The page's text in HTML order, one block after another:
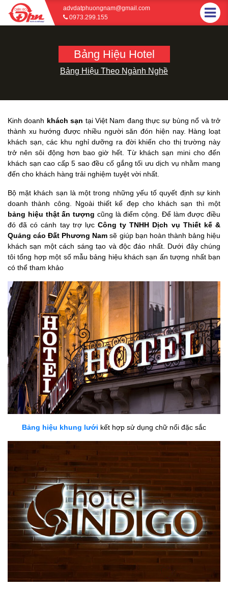
advdatphuongnam@gmail.com
0973.299.155
Bảng Hiệu Hotel
Bảng Hiệu Theo Ngành Nghề
Kinh doanh khách sạn tại Việt Nam đang thực sự bùng nổ và trở
thành xu hướng được nhiều người săn đón hiện nay. Hàng loạt
khách sạn, các khu nghỉ dưỡng ra đời khiến cho thị trường này
trở nên sôi động hơn bao giờ hết. Từ khách sạn mini cho đến
khách sạn cao cấp 5 sao đều cố gắng tối ưu dịch vụ nhằm mang
đến cho khách hàng trải nghiệm tuyệt vời nhất.
Bộ mặt khách sạn là một trong những yếu tố quyết định sự kinh
doanh thành công. Ngoài thiết kế đẹp cho khách sạn thì một
bảng hiệu thật ấn tượng cũng là điểm cộng. Để làm được điều
đó đã có cánh tay trợ lực Công ty TNHH Dịch vụ Thiết kế &
Quảng cáo Đất Phương Namsẽ giúp bạn hoàn thành bảng hiệu
khách sạn một cách sáng tạo và độc đáo nhất. Dưới đây chúng
tôi tổng hợp một số mẫu bảng hiệu khách sạn ấn tượng nhất bạn
có thể tham khảo
Bảng hiệu khung lưới kết hợp sử dụng chữ nổi đặc sắc